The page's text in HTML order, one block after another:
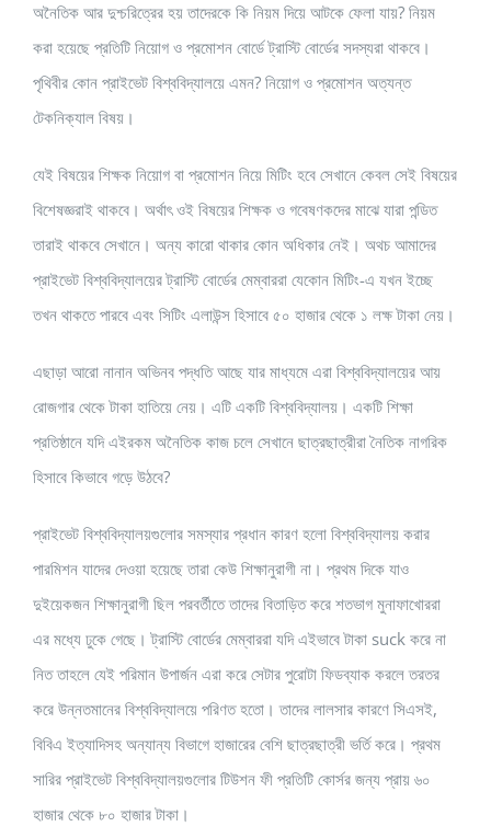
অনৈতিক আর দুশ্চরিত্রের হয় তাদেরকে কি নিয়ম দিয়ে আটকে ফেলা যায়? নিয়ম
করা হয়েছে প্রতিটি নিয়োগ ও প্রমোশন বোর্ডে ট্রাস্টি বোর্ডের সদস্যরা থাকবে।
পৃথিবীর কোন প্রাইভেট বিশ্ববিদ্যালয়ে এমন? নিয়োগ ও প্রমোশন অত্যন্ত
টেকনিক্যাল বিষয়।
যেই বিষয়ের শিক্ষক নিয়োগ বা প্রমোশন নিয়ে মিটিং হবে সেখানে কেবল সেই বিষয়ের
বিশেষজ্ঞরাই থাকবে। অর্থাৎ ওই বিষয়ের শিক্ষক ও গবেষণকদের মাঝে যারা পন্ডিত
তারাই থাকবে সেখানে। অন্য কারো থাকার কোন অধিকার নেই। অথচ আমাদের
প্রাইভেট বিশ্ববিদ্যালয়ের ট্রাস্টি বোর্ডের মেম্বাররা যেকোন মিটিং-এ যখন ইচ্ছে
তখন থাকতে পারবে এবং সিটিং এলাউন্স হিসাবে ৫০ হাজার থেকে ১ লক্ষ টাকা নেয়।
এছাড়া আরো নানান অভিনব পদ্ধতি আছে যার মাধ্যমে এরা বিশ্ববিদ্যালয়ের আয়
রোজগার থেকে টাকা হাতিয়ে নেয়। এটি একটি বিশ্ববিদ্যালয়। একটি শিক্ষা
প্রতিষ্ঠানে যদি এইরকম অনৈতিক কাজ চলে সেখানে ছাত্রছাত্রীরা নৈতিক নাগরিক
হিসাবে কিভাবে গড়ে উঠবে?
প্রাইভেট বিশ্ববিদ্যালয়গুলোর সমস্যার প্রধান কারণ হলো বিশ্ববিদ্যালয় করার
পারমিশন যাদের দেওয়া হয়েছে তারা কেউ শিক্ষানুরাগী না। প্রথম দিকে যাও
দুইয়েকজন শিক্ষানুরাগী ছিল পরবর্তীতে তাদের বিতাড়িত করে শতভাগ মুনাফাখোররা
এর মধ্যে ঢুকে গেছে। ট্রাস্টি বোর্ডের মেম্বাররা যদি এইভাবে টাকা suck করে না
নিত তাহলে যেই পরিমান উপার্জন এরা করে সেটার পুরোটা ফিডব্যাক করলে তরতর
করে উন্নতমানের বিশ্ববিদ্যালয়ে পরিণত হতো। তাদের লালসার কারণে সিএসই,
বিবিএ ইত্যাদিসহ অন্যান্য বিভাগে হাজারের বেশি ছাত্রছাত্রী ভর্তি করে। প্রথম
সারির প্রাইভেট বিশ্ববিদ্যালয়গুলোর টিউশন ফী প্রতিটি কোর্সর জন্য প্রায় ৬০
হাজার থেকে ৮০ হাজার টাকা।